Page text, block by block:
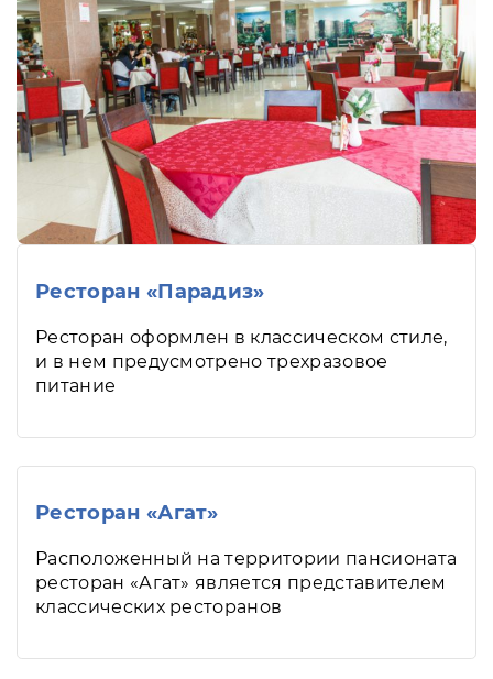
Ресторан «Парадиз»
Ресторан оформлен в классическом стиле,
и в нем предусмотрено трехразовое
питание
Ресторан «Агат»
Расположенный на территории пансионата
ресторан «Агат» является представителем
классических ресторанов